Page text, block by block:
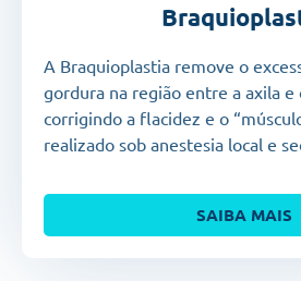
A Braquioplastia remove o
gordura na região entre a axila e
corrigindo a flacidez e o
realizado sob anestesia local e
SAIBA MAIS